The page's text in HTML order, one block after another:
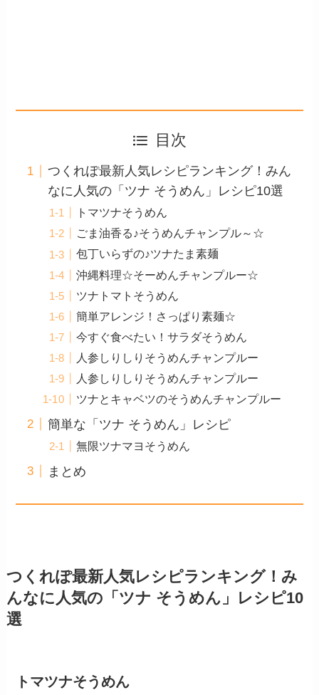
目次
つくれぽ最新人気レシピランキング！みん
なに人気の「ツナ そうめん」レシピ10選
トマツナそうめん
ごま油香る♪そうめんチャンプル～☆
包丁いらずの♪ツナたま素麺
沖縄料理☆そーめんチャンプルー☆
ツナトマトそうめん
簡単アレンジ！さっぱり素麺☆
今すぐ食べたい！サラダそうめん
人参しりしりそうめんチャンプルー
人参しりしりそうめんチャンプルー
ツナとキャベツのそうめんチャンプルー
簡単な「ツナ そうめん」レシピ
無限ツナマヨそうめん
まとめ
つくれぽ最新人気レシピランキング！み
んなに人気の「ツナ そうめん」レシピ10
選
トマツナそうめん